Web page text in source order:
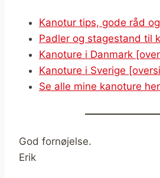
Kanotur tips, gode råd
Padler og stagestand til
Kanoture i Danmark
Kanoture i Sverige
Se alle mine kanoture
God fornøjelse.
Erik